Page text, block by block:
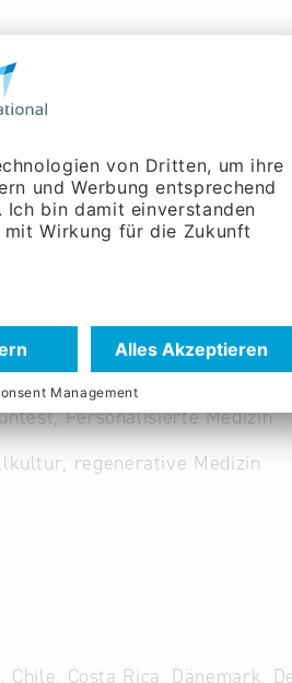
Antikörper Reinigung,
Antikörper, Kaninchen
Antikörper, Monoklonale
Personalisierte Medizin
regenerative Medizin
Costa Rica, Dänemark,